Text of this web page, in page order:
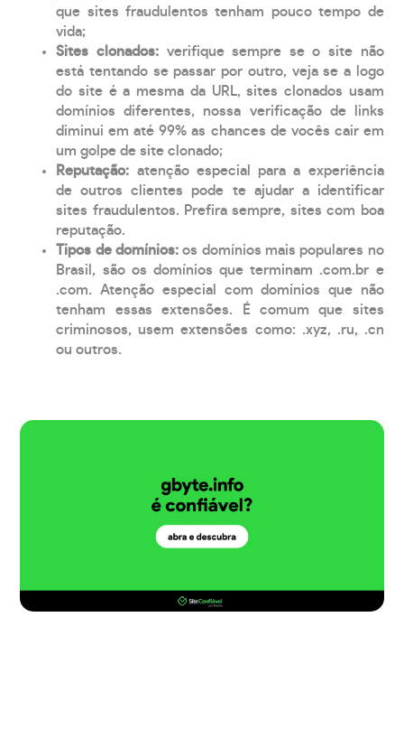
que sites fraudulentos tenham pouco tempo de
vida;
Sites clonados: verifique sempre se o site não
está tentando se passar por outro, veja se a logo
do site é a mesma da URL, sites clonados usam
domínios diferentes, nossa verificação de links
diminui em até 99% as chances de vocês cair em
um golpe de site clonado;
Reputação: atenção especial para a experiência
de outros clientes pode te ajudar a identificar
sites fraudulentos. Prefira sempre, sites com boa
reputação.
Tipos de domínios:os domínios mais populares no
Brasil, são os domínios que terminam .com.br e
.com. Atenção especial com domínios que não
tenham essas extensões. É comum que sites
criminosos, usem extensões como: .xyz, .ru, .cn
ou outros.